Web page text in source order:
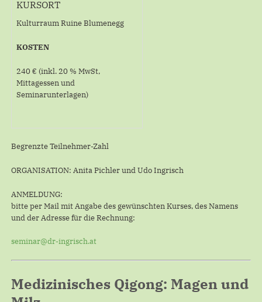
KURSORT
Kulturraum Ruine Blumenegg
KOSTEN
240 € (inkl. 20 % MwSt,
Mittagessen und
Seminarunterlagen)
Begrenzte Teilnehmer-Zahl
ORGANISATION: Anita Pichler und Udo Ingrisch
ANMELDUNG:
bitte per Mail mit Angabe des gewünschten Kurses, des Namens
und der Adresse für die Rechnung:
seminar@dr-ingrisch.at
Medizinisches Qigong: Magen und